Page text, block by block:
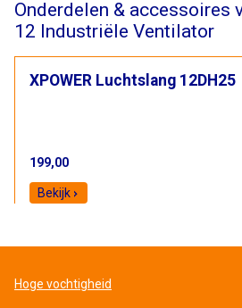
Onderdelen & accessoires
12 Industriële Ventilator
XPOWER Luchtslang 12DH25
199,00
Bekijk
Hoge vochtigheid